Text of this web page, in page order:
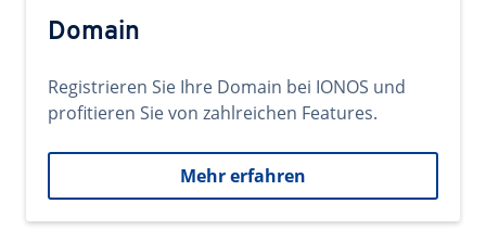
Domain
Registrieren Sie Ihre Domain bei IONOS und
profitieren Sie von zahlreichen Features.
Mehr erfahren